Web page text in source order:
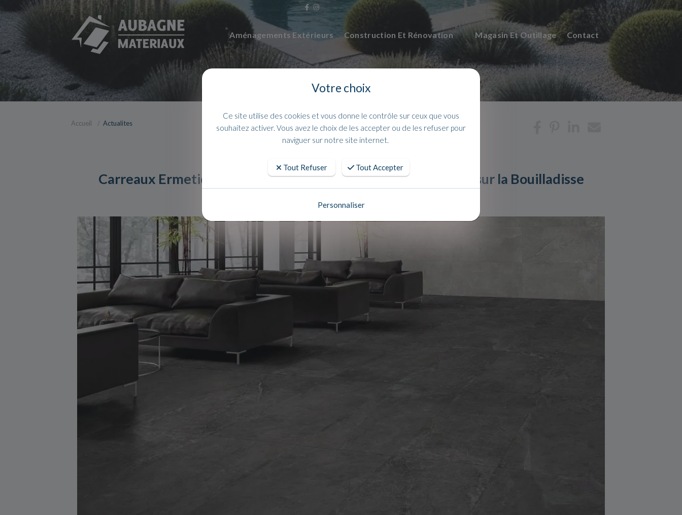
Aménagements Extérieurs Construction Et Rénovation Magasin Et Outillage Contact
Accueil Actualites
Carreaux Ermetica lavagna pour vos revêtements intérieures sur la Bouilladisse
Votre choix
Ce site utilise des cookies et vous donne le contrôle sur ceux que vous
souhaitez activer. Vous avez le choix de les accepter ou de les refuser pour
naviguer sur notre site internet.
Tout Refuser Tout Accepter
Personnaliser